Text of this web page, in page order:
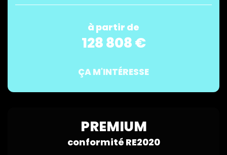
à partir de
128 808 €
ÇA M'INTÉRESSE
PREMIUM
conformité RE2020